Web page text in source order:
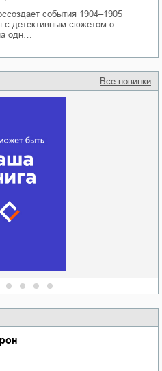
Все новинки
события 1904–1905
с детективным сюжетом о
одн…